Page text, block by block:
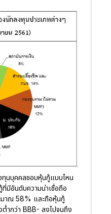
นบุคคลชอบหุ้นกู้แบบไหน
มีอันดับความน่าเชื่อถือ
มาณ 58% และถือหุ้นกู้
ำกว่า BBB- ลงไปจนถึง